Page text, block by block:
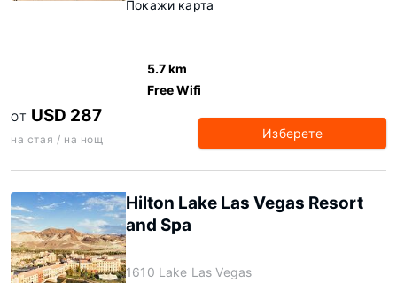
Покажи карта
5.7 km
Free Wifi
ОТ USD 287
на стая / на нощ Изберете
Hilton Lake Las Vegas Resort
and Spa
1610 Lake Las Vegas